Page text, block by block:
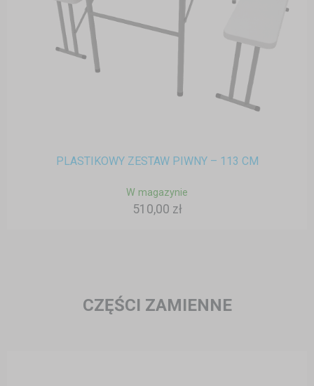
PLASTIKOWY ZESTAW PIWNY – 113 CM
W magazynie
510,00 zł
CZĘŚCI ZAMIENNE